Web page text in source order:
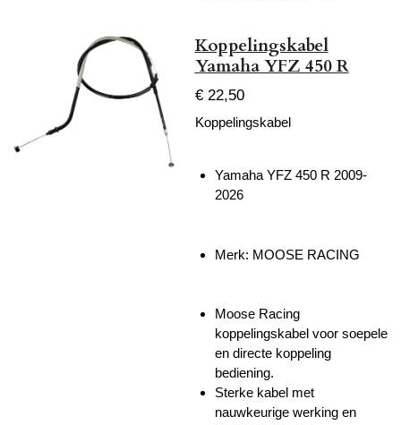
Koppelingskabel
Yamaha YFZ 450 R
€ 22,50
Koppelingskabel
Yamaha YFZ 450 R 2009-
2026
Merk: MOOSE RACING
Moose Racing
koppelingskabel voor soepele
en directe koppeling
bediening.
Sterke kabel met
nauwkeurige werking en